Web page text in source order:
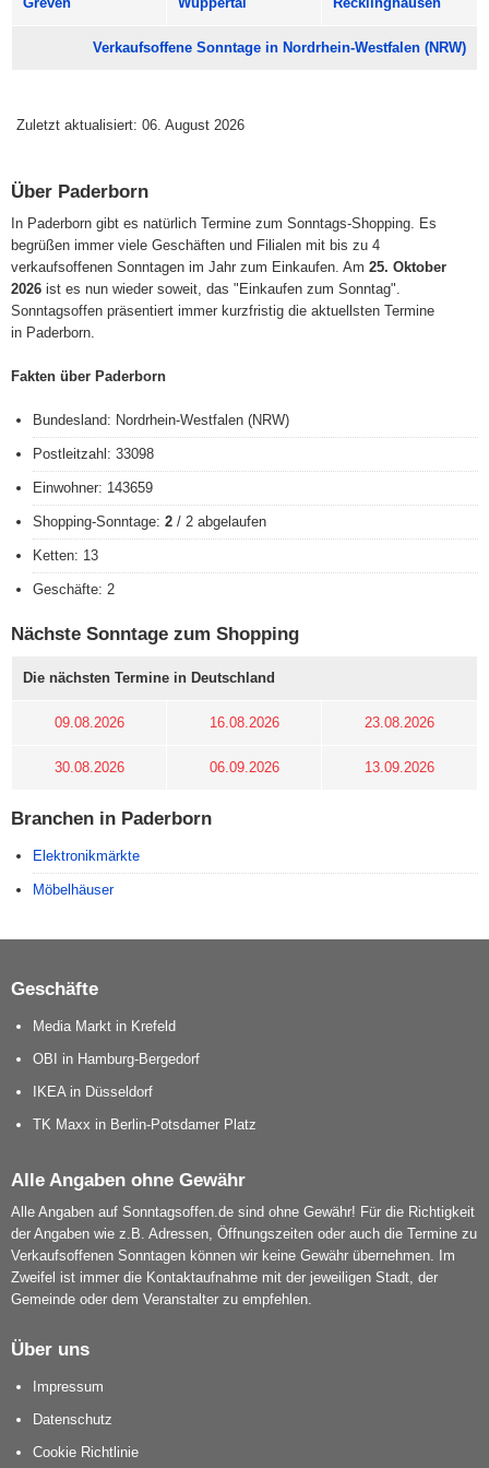
Verkaufsoffene Sonntage in Nordrhein-Westfalen (NRW)
Zuletzt aktualisiert: 06. August 2026
Über Paderborn
In Paderborn gibt es natürlich Termine zum Sonntags-Shopping. Es
begrüßen immer viele Geschäften und Filialen mit bis zu 4
verkaufsoffenen Sonntagen im Jahr zum Einkaufen. Am 25. Oktober
2026 ist es nun wieder soweit, das "Einkaufen zum Sonntag".
Sonntagsoffen präsentiert immer kurzfristig die aktuellsten Termine
in Paderborn.
Fakten über Paderborn
Bundesland: Nordrhein-Westfalen (NRW)
Postleitzahl: 33098
Einwohner: 143659
Shopping-Sonntage: 2 / 2 abgelaufen
Ketten: 13
Geschäfte: 2
Nächste Sonntage zum Shopping
Die nächsten Termine in Deutschland
09.08.2026 16.08.2026 23.08.2026
30.08.2026 06.09.2026 13.09.2026
Branchen in Paderborn
Elektronikmärkte
Möbelhäuser
Geschäfte
Media Markt in Krefeld
OBI in Hamburg-Bergedorf
IKEA in Düsseldorf
TK Maxx in Berlin-Potsdamer Platz
Alle Angaben ohne Gewähr
Alle Angaben auf Sonntagsoffen.de sind ohne Gewähr! Für die Richtigkeit
der Angaben wie z.B. Adressen, Öffnungszeiten oder auch die Termine zu
Verkaufsoffenen Sonntagen können wir keine Gewähr übernehmen. Im
Zweifel ist immer die Kontaktaufnahme mit der jeweiligen Stadt, der
Gemeinde oder dem Veranstalter zu empfehlen.
Über uns
Impressum
Datenschutz
Cookie Richtlinie